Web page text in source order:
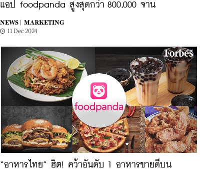
แอป foodpanda สูงสุดกว่า 800,000 จาน
NEWS |
MARKETING
11 Dec 2024
“อาหารไทย” ฮิต! คว้าอันดับ 1 อาหารขายดีบน